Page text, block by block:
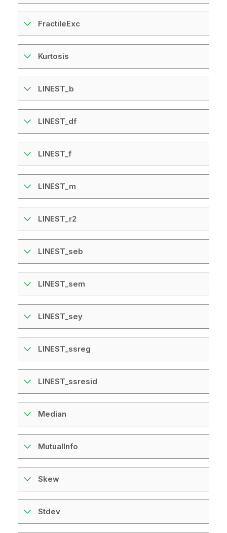
FractileExc
Kurtosis
LINEST_b
LINEST_df
LINEST_f
LINEST_m
LINEST_r2
LINEST_seb
LINEST_sem
LINEST_sey
LINEST_ssreg
LINEST_ssresid
Median
MutualInfo
Skew
Stdev